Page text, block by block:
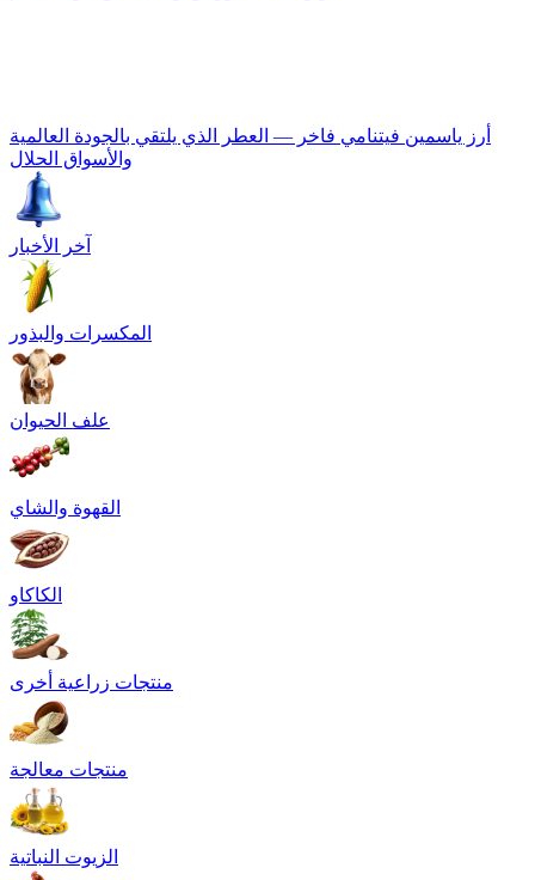
أرز ياسمين فيتنامي فاخر — العطر الذي يلتقي بالجودة العالمية
والأسواق الحلال
آخر الأخبار
المكسرات والبذور
علف الحيوان
القهوة والشاي
الكاكاو
منتجات زراعية أخرى
منتجات معالجة
الزيوت النباتية